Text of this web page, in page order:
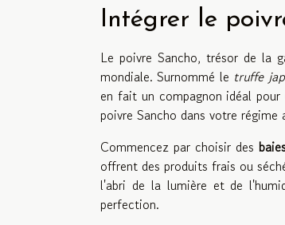
Intégrer le
Le poivre Sancho, trésor de la
mondiale. Surnommé le truffe
en fait un compagnon idéal pour
poivre Sancho dans votre régime
Commencez par choisir des
offrent des produits frais ou
l'abri de la lumière et de
perfection.